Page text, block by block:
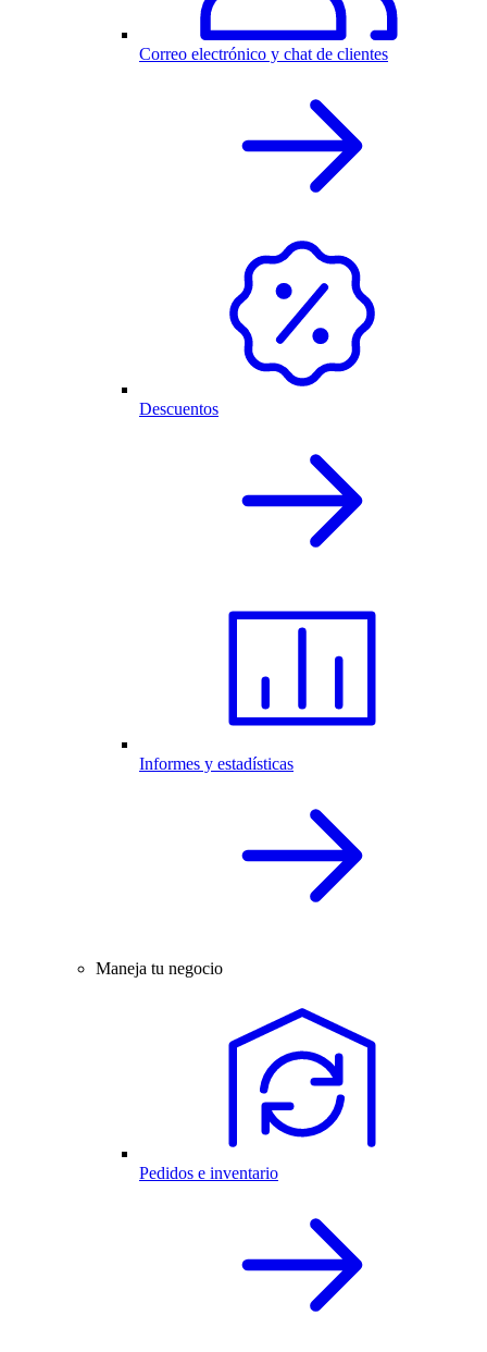
Correo electrónico y chat de clientes
Descuentos
Informes y estadísticas
Maneja tu negocio
Pedidos e inventario